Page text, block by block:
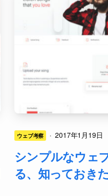
ウェブ考察 · 2017年1月19日
シンプルなウェ
る、知っておき